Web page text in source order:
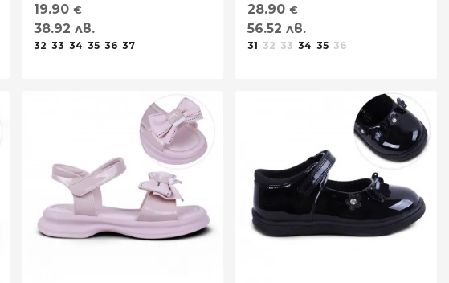
19.90€
38.92 лв.
32 33 34 35 36 37
28.90€
56.52 лв.
31 32 33 34 35 36